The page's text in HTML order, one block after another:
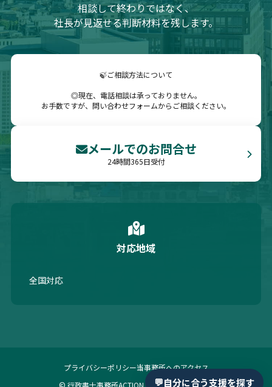
相談して終わりではなく、
社長が見返せる判断材料を残します。
🍃ご相談方法について
◎現在、電話相談は承っておりません。
お手数ですが、問い合わせフォームからご相談ください。
メールでのお問合せ
24時間365日受付
対応地域
全国対応
プライバシーポリシー当事務所へのアクセス
© 行政書士事務所ACTION ALL Rights Reserved.
💬自分に合う支援を探す